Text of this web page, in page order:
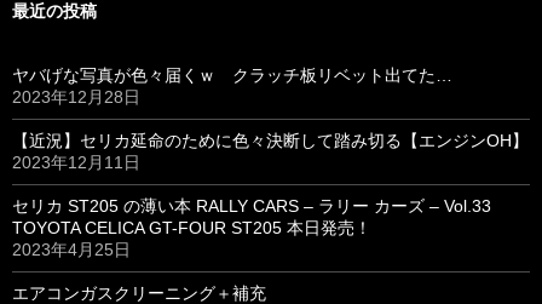
最近の投稿
ヤバげな写真が色々届くｗ クラッチ板リベット出てた…
2023年12月28日
【近況】セリカ延命のために色々決断して踏み切る【エンジンOH】
2023年12月11日
セリカ ST205 の薄い本 RALLY CARS – ラリー カーズ – Vol.33
TOYOTA CELICA GT-FOUR ST205 本日発売！
2023年4月25日
エアコンガスクリーニング＋補充